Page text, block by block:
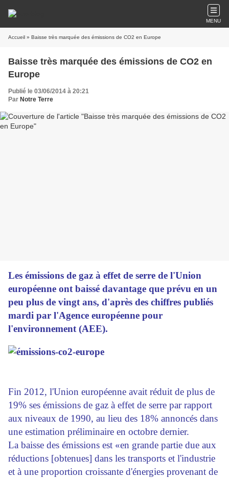
MENU
Accueil » Baisse très marquée des émissions de CO2 en Europe
Baisse très marquée des émissions de CO2 en
Europe
Publié le 03/06/2014 à 20:21
Par Notre Terre
Les émissions de gaz à effet de serre de l'Union
européenne ont baissé davantage que prévu en un
peu plus de vingt ans, d'après des chiffres publiés
mardi par l'Agence européenne pour
l'environnement (AEE).
Fin 2012, l'Union européenne avait réduit de plus de
19% ses émissions de gaz à effet de serre par rapport
aux niveaux de 1990, au lieu des 18% annoncés dans
une estimation préliminaire en octobre dernier.
La baisse des émissions est «en grande partie due aux
réductions [obtenues] dans les transports et l'industrie
et à une proportion croissante d'énergies provenant de